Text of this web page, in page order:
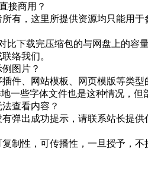
接商用？
有，这里所提供资源均只能用
比下载完压缩包的与网盘上的容
络我们。
图片？
件、网站模板、网页模版等类
一些字体文件也是这种情况，但
查看内容？
弹出成功提示，请联系站长提供
制性，可传播性，一旦授予，